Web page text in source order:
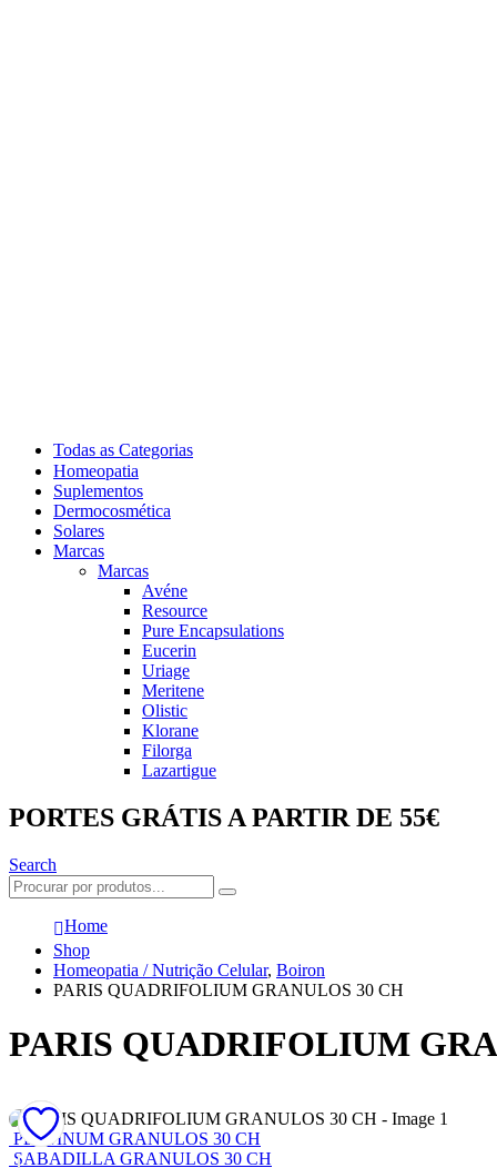
Todas as Categorias
Homeopatia
Suplementos
Dermocosmética
Solares
Marcas
Marcas
Avéne
Resource
Pure Encapsulations
Eucerin
Uriage
Meritene
Olistic
Klorane
Filorga
Lazartigue
PORTES GRÁTIS A PARTIR DE 55€
Search
Home
Shop
Homeopatia / Nutrição Celular, Boiron
PARIS QUADRIFOLIUM GRANULOS 30 CH
PARIS QUADRIFOLIUM
PLATINUM GRANULOS 30 CH
SABADILLA GRANULOS 30 CH